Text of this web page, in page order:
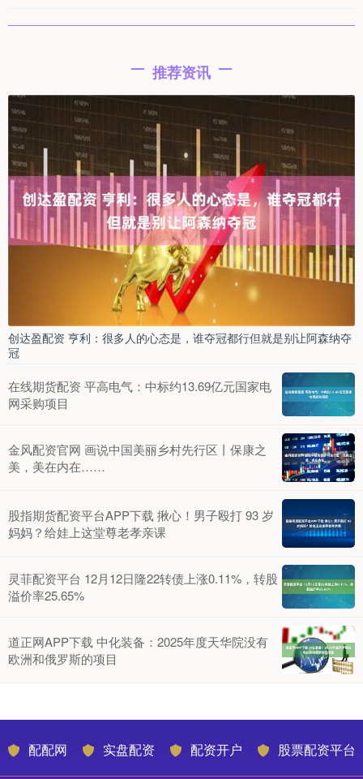
推荐资讯
创达盈配资 亨利：很多人的心态是，谁夺冠都行但就是别让阿森纳夺
冠
在线期货配资 平高电气：中标约13.69亿元国家电
网采购项目
金风配资官网 画说中国美丽乡村先行区丨保康之
美，美在内在……
股指期货配资平台APP下载 揪心！男子殴打 93 岁
妈妈？给娃上这堂尊老孝亲课
灵菲配资平台 12月12日隆22转债上涨0.11%，转股
溢价率25.65%
道正网APP下载 中化装备：2025年度天华院没有
欧洲和俄罗斯的项目
配配网 实盘配资 配资开户 股票配资平台